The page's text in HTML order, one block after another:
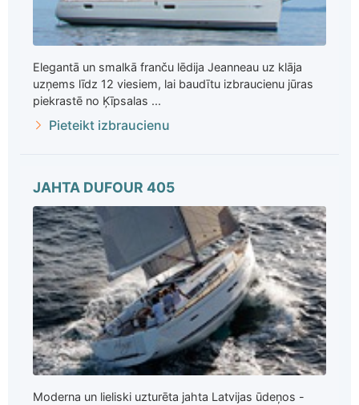
Elegantā un smalkā franču lēdija Jeanneau uz klāja
uzņems līdz 12 viesiem, lai baudītu izbraucienu jūras
piekrastē no Ķīpsalas ...
Pieteikt izbraucienu
JAHTA DUFOUR 405
Moderna un lieliski uzturēta jahta Latvijas ūdeņos -